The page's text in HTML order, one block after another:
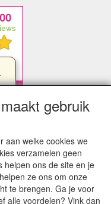
gebruik
aan welke cookies we
verzamelen geen
helpen ons de site en je
ze ons om onze
te brengen. Ga je voor
alle voordelen? Vink dan